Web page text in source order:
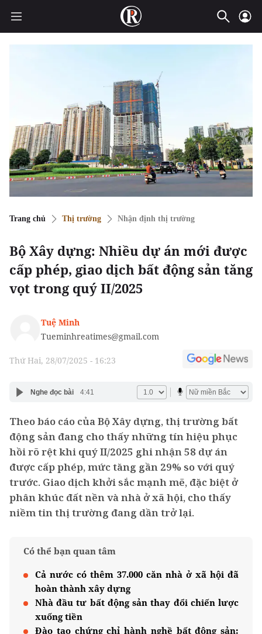
Trang chủ Thị trường Nhận định thị trường
Bộ Xây dựng: Nhiều dự án mới được
cấp phép, giao dịch bất động sản tăng
vọt trong quý II/2025
Tuệ Minh
Tueminhreatimes@gmail.com
Thứ Hai, 28/07/2025 - 16:23
Nghe đọc bài 4:41
Theo báo cáo của Bộ Xây dựng, thị trường bất
động sản đang cho thấy những tín hiệu phục
hồi rõ rệt khi quý II/2025 ghi nhận 58 dự án
được cấp phép, mức tăng gần 29% so với quý
trước. Giao dịch khởi sắc mạnh mẽ, đặc biệt ở
phân khúc đất nền và nhà ở xã hội, cho thấy
niềm tin thị trường đang dần trở lại.
Có thể bạn quan tâm
Cả nước có thêm 37.000 căn nhà ở xã hội đã
hoàn thành xây dựng
Nhà đầu tư bất động sản thay đổi chiến lược
xuống tiền
Đào tạo chứng chỉ hành nghề bất động sản: